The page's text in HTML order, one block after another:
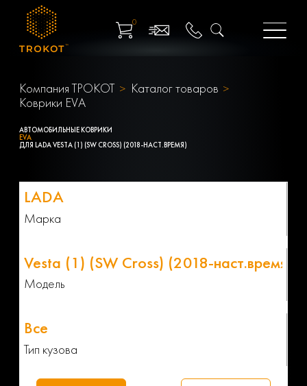
0
Компания ТРОКОТ
Каталог товаров
Коврики EVA
АВТОМОБИЛЬНЫЕ КОВРИКИ
EVA
ДЛЯ LADA VESTA (1) (SW CROSS) (2018-НАСТ.ВРЕМЯ)
Марка
Модель
Тип кузова